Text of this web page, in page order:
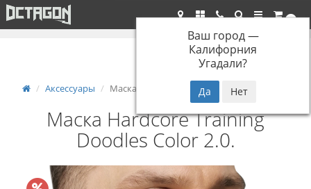
Бесплатная доставка при заказе от 5000р.*
Ваш город —
Калифорния
Угадали?
0
Аксессуары Маска Hardcore Training Doodles Color 2.0.
Маска Hardcore Training
Doodles Color 2.0.